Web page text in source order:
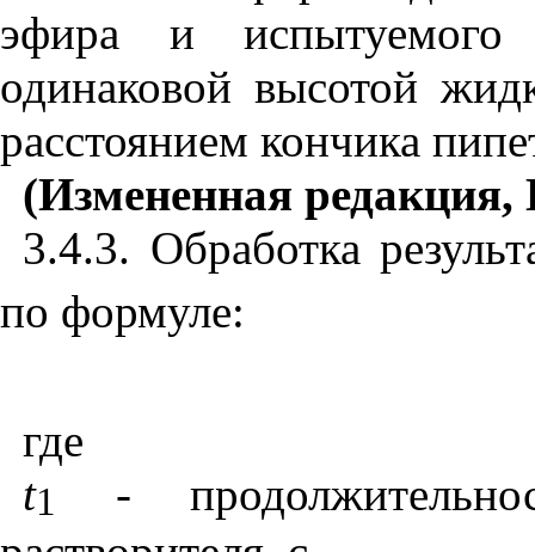
эфира и испытуемого
одинаковой высотой
расстоянием кончика
(Измененная
3.4.3. Обработка
по формуле:
где
t1
-